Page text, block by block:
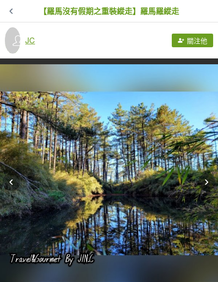
【羅馬沒有假期之重裝縱走】羅馬羅縱走
JC 關注他